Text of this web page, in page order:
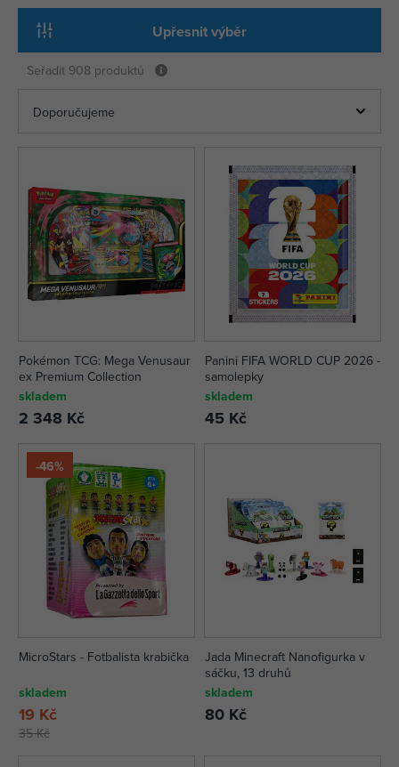
Upřesnit výběr
Seřadit 908 produktů
Pokémon TCG: Mega Venusaur
ex Premium Collection
skladem
2 348 Kč
Panini FIFA WORLD CUP 2026 -
samolepky
skladem
45 Kč
-46%
MicroStars - Fotbalista krabička
skladem
35 Kč
19 Kč
Jada Minecraft Nanofigurka v
sáčku, 13 druhů
skladem
80 Kč